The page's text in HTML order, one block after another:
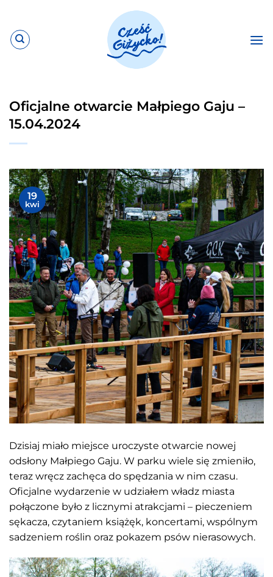
zawartości
Oficjalne otwarcie Małpiego Gaju –
15.04.2024
19
kwi
Dzisiaj miało miejsce uroczyste otwarcie nowej
odsłony Małpiego Gaju. W parku wiele się zmieniło,
teraz wręcz zachęca do spędzania w nim czasu.
Oficjalne wydarzenie w udziałem władz miasta
połączone było z licznymi atrakcjami – pieczeniem
sękacza, czytaniem książęk, koncertami, wspólnym
sadzeniem roślin oraz pokazem psów nierasowych.